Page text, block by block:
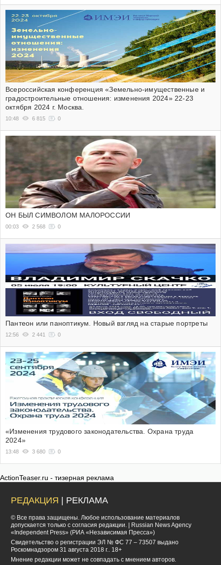
Всероссийская конференция «Земельно-имущественные и
градостроительные отношения: изменения 2024» 22-23
октября 2024 г. Москва.
10:48 6 815 0
ОН БЫЛ СИМВОЛОМ МАЛОРОССИИ
00:03 2 568 0
Пантеон или паноптикум. Новый взгляд на старые портреты
12:56 2 441 0
«Изменения трудового законодательства. Охрана труда
2024»
13:48 3 680 0
ActionTeaser.ru - тизерная реклама
РЕДАКЦИЯ | РЕКЛАМА
© Все права защищены. Любое использование материалов
допускается только с согласия редакции. | Russian News Agency
«Independent Press» (РИА «Независимая Пресса»)
Cвидетельство о регистрации ЭЛ № ФС 77 – 73507 выдано
Роскомнадзором 31 августа 2018 г.. 18+
Мнение редакции может не совпадать с мнением авторов.